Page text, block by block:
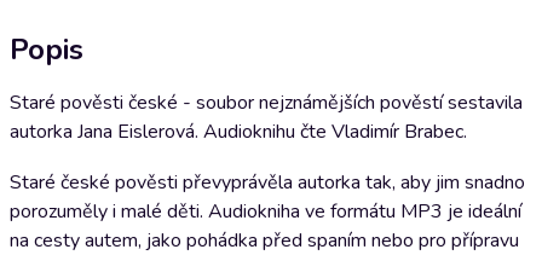
Popis
Staré pověsti české - soubor nejznámějších pověstí sestavila
autorka Jana Eislerová. Audioknihu čte Vladimír Brabec.
Staré české pověsti převyprávěla autorka tak, aby jim snadno
porozuměly i malé děti. Audiokniha ve formátu MP3 je ideální
na cesty autem, jako pohádka před spaním nebo pro přípravu